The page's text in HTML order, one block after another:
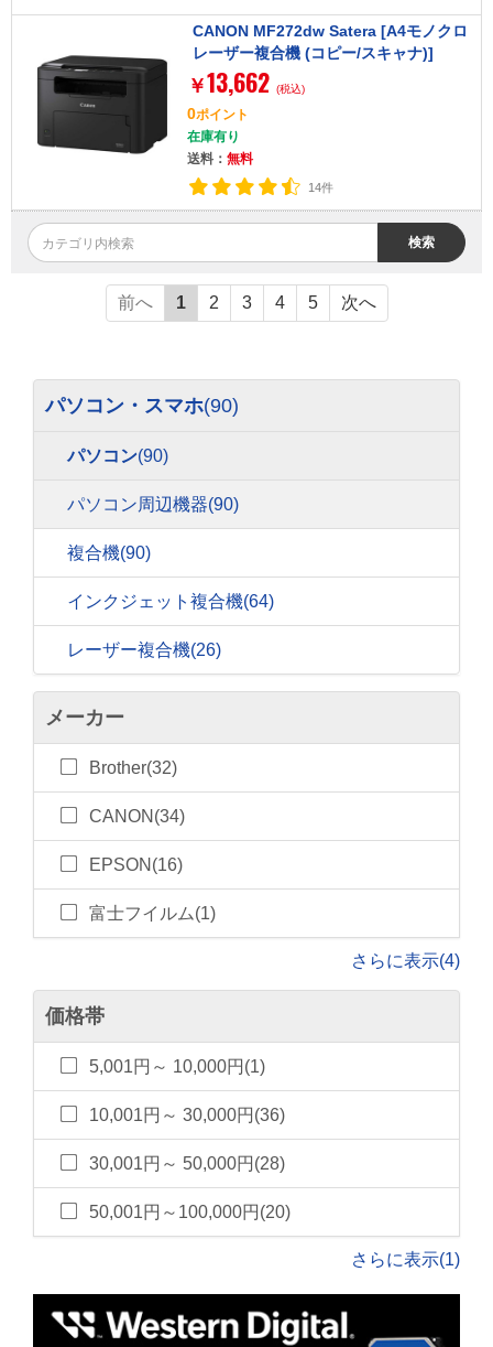
CANON MF272dw Satera [A4モノクロ
レーザー複合機 (コピー/スキャナ)]
￥13,662 (税込)
0ポイント
在庫有り
送料： 無料
14件
検索
前へ 1 2 3 4 5 次へ
パソコン・スマホ(90)
パソコン(90)
パソコン周辺機器(90)
複合機(90)
インクジェット複合機(64)
レーザー複合機(26)
メーカー
Brother(32)
CANON(34)
EPSON(16)
富士フイルム(1)
さらに表示(4)
価格帯
5,001円～ 10,000円(1)
10,001円～ 30,000円(36)
30,001円～ 50,000円(28)
50,001円～100,000円(20)
さらに表示(1)